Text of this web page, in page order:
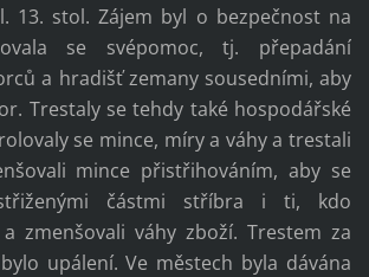
13. stol. Zájem byl o bezpečnost na
se svépomoc, tj. přepadání
a hradišť zemany sousedními, aby
Trestaly se tehdy také hospodářské
se mince, míry a váhy a trestali
mince přistřihováním, aby se
částmi stříbra i ti, kdo
zmenšovali váhy zboží. Trestem za
upálení. Ve městech byla dávána